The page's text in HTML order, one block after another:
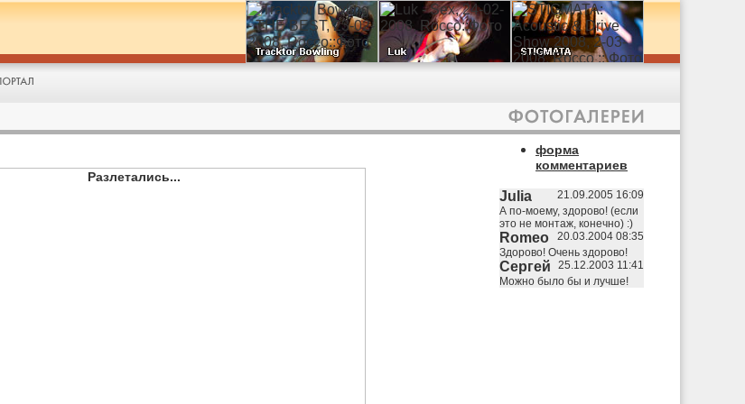
форма
комментариев
Julia
21.09.2005 16:09
А по-моему, здорово! (если
это не монтаж, конечно) :)
Romeo
20.03.2004 08:35
Здорово! Очень здорово!
Сергей
25.12.2003 11:41
Можно было бы и лучше!